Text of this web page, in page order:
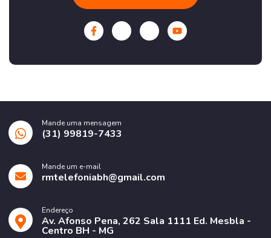
Mande uma mensagem
(31) 99819-7433
Mande um e-mail
rmtelefoniabh@gmail.com
Endereço
Av. Afonso Pena, 262 Sala 1111 Ed. Mesbla -
Centro BH - MG